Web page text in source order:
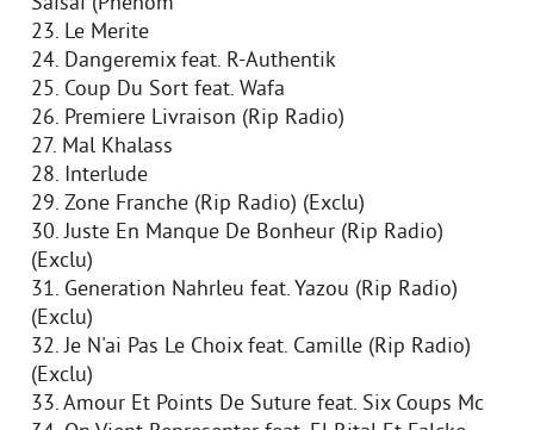
23. Le Merite
24. Dangeremix feat. R-Authentik
25. Coup Du Sort feat. Wafa
26. Premiere Livraison (Rip Radio)
27. Mal Khalass
28. Interlude
29. Zone Franche (Rip Radio) (Exclu)
30. Juste En Manque De Bonheur (Rip Radio)
(Exclu)
31. Generation Nahrleu feat. Yazou (Rip Radio)
(Exclu)
32. Je N'ai Pas Le Choix feat. Camille (Rip Radio)
(Exclu)
33. Amour Et Points De Suture feat. Six Coups Mc